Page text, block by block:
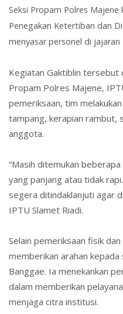
Seksi Propam Polres
Penegakan Ketertiban dan
menyasar personel di
Kegiatan Gaktiblin tersebut
Propam Polres Majene,
pemeriksaan, tim
tampang, kerapian rambut,
anggota.
“Masih ditemukan
yang panjang atau tidak
segera ditindaklanjuti agar
IPTU Slamet Riadi.
Selain pemeriksaan fisik
memberikan arahan
Banggae. Ia menekankan
dalam memberikan
menjaga citra institusi.